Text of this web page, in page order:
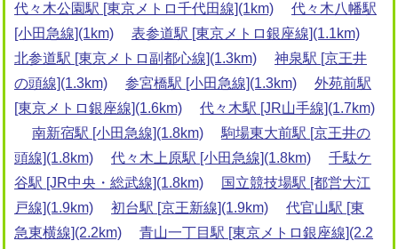
代々木公園駅 [東京メトロ千代田線](1km)
代々木八幡駅
[小田急線](1km)
表参道駅 [東京メトロ銀座線](1.1km)
北参道駅 [東京メトロ副都心線](1.3km)
神泉駅 [京王井
の頭線](1.3km)
参宮橋駅 [小田急線](1.3km)
外苑前駅
[東京メトロ銀座線](1.6km)
代々木駅 [JR山手線](1.7km)
南新宿駅 [小田急線](1.8km)
駒場東大前駅 [京王井の
頭線](1.8km)
代々木上原駅 [小田急線](1.8km)
千駄ケ
谷駅 [JR中央・総武線](1.8km)
国立競技場駅 [都営大江
戸線](1.9km)
初台駅 [京王新線](1.9km)
代官山駅 [東
急東横線](2.2km)
青山一丁目駅 [東京メトロ銀座線](2.2